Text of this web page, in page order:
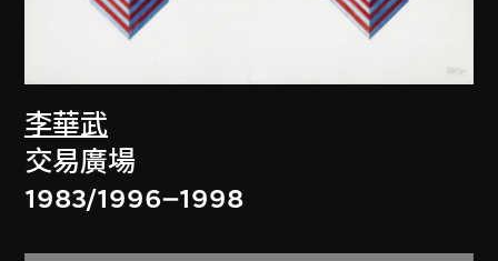
李華武
交易廣場
1983/1996–1998